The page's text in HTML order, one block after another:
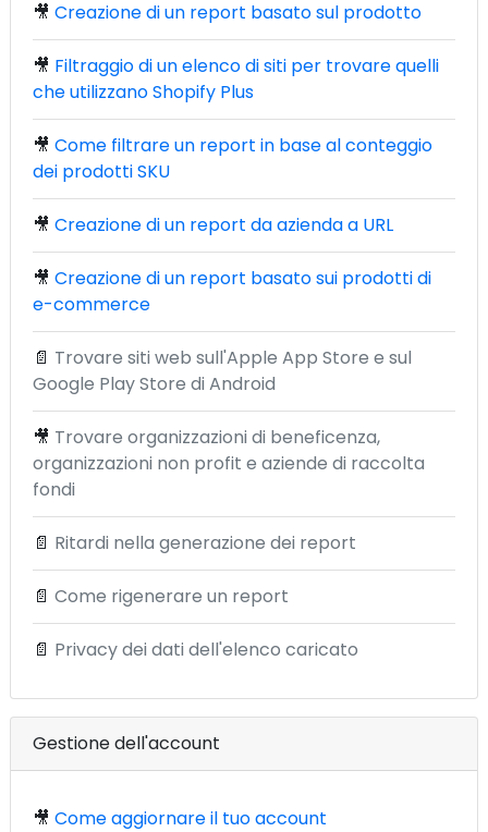
🎥 Creazione di un report basato sul prodotto
🎥 Filtraggio di un elenco di siti per trovare quelli
che utilizzano Shopify Plus
🎥 Come filtrare un report in base al conteggio
dei prodotti SKU
🎥 Creazione di un report da azienda a URL
🎥 Creazione di un report basato sui prodotti di
e-commerce
📄 Trovare siti web sull'Apple App Store e sul
Google Play Store di Android
🎥 Trovare organizzazioni di beneficenza,
organizzazioni non profit e aziende di raccolta
fondi
📄 Ritardi nella generazione dei report
📄 Come rigenerare un report
📄 Privacy dei dati dell'elenco caricato
Gestione dell'account
🎥 Come aggiornare il tuo account